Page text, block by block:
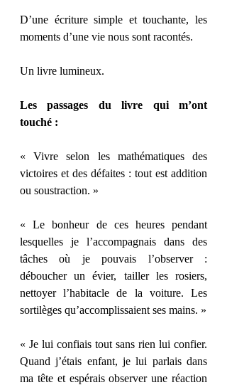
D’une écriture simple et touchante, les
moments d’une vie nous sont racontés.
Un livre lumineux.
Les passages du livre qui m’ont
touché :
« Vivre selon les mathématiques des
victoires et des défaites : tout est addition
ou soustraction. »
« Le bonheur de ces heures pendant
lesquelles je l’accompagnais dans des
tâches où je pouvais l’observer :
déboucher un évier, tailler les rosiers,
nettoyer l’habitacle de la voiture. Les
sortilèges qu’accomplissaient ses mains. »
« Je lui confiais tout sans rien lui confier.
Quand j’étais enfant, je lui parlais dans
ma tête et espérais observer une réaction